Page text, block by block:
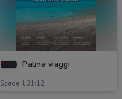
Palma viaggi
Scade il 31/12